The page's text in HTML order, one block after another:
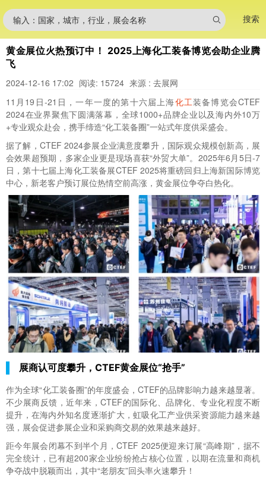
输入：国家，城市，行业，展会名称 搜索
黄金展位火热预订中！ 2025上海化工装备博览会助企业腾
飞
2024-12-16 17:02 阅读: 15724 来源 : 去展网
11月19日-21日，一年一度的第十六届上海化工装备博览会CTEF
2024在业界聚焦下圆满落幕，全球1000+品牌企业以及海内外10万
+专业观众赴会，携手缔造“化工装备圈”一站式年度供采盛会。
据了解，CTEF 2024参展企业满意度攀升，国际观众规模创新高，展
会效果超预期，多家企业更是现场喜获“外贸大单”。2025年6月5日-7
日，第十七届上海化工装备展CTEF 2025将重磅回归上海新国际博览
中心，新老客户预订展位热情空前高涨，黄金展位争夺白热化。
展商认可度攀升，CTEF黄金展位“抢手”
作为全球“化工装备圈”的年度盛会，CTEF的品牌影响力越来越显著。
不少展商反馈，近年来，CTEF的国际化、品牌化、专业化程度不断
提升，在海内外知名度逐渐扩大，虹吸化工产业供采资源能力越来越
强，展会促进参展企业和采购商交易的效果越来越好。
距今年展会闭幕不到半个月，CTEF 2025便迎来订展“高峰期”，据不
完全统计，已有超200家企业纷纷抢占核心位置，以期在流量和商机
争夺战中脱颖而出，其中“老朋友”回头率火速攀升！